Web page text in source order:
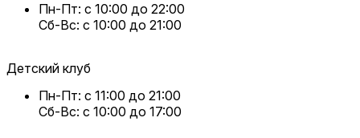
Пн-Пт: с 10:00 до 22:00
Сб-Вс: с 10:00 до 21:00
Детский клуб
Пн-Пт: с 11:00 до 21:00
Сб-Вс: с 10:00 до 17:00